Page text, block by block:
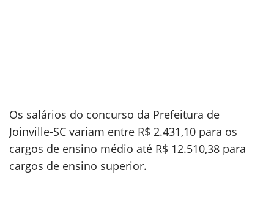
Os salários do concurso da Prefeitura de
Joinville-SC variam entre R$ 2.431,10 para os
cargos de ensino médio até R$ 12.510,38 para
cargos de ensino superior.